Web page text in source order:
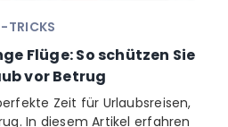
TRICKS
Flüge: So schützen Sie
vor Betrug
Zeit für Urlaubsreisen,
In diesem Artikel erfahren